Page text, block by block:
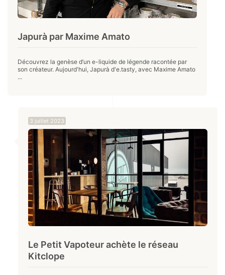
Japurà par Maxime Amato
Découvrez la genèse d’un e-liquide de légende racontée par
son créateur. Aujourd'hui, Japurà d'e.tasty, avec Maxime Amato
...
3 juillet 2023
Le Petit Vapoteur achète le réseau
Kitclope